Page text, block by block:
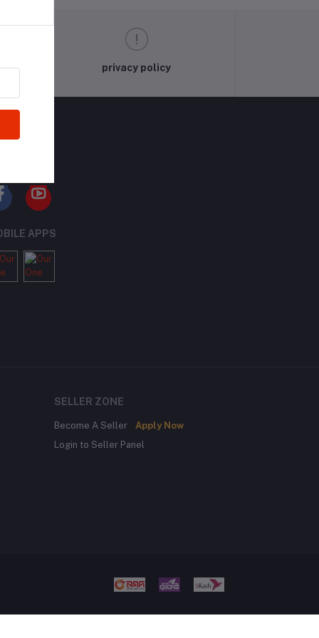
privacy policy
APPS
SELLER ZONE
Become A Seller
Apply Now
Login to Seller Panel